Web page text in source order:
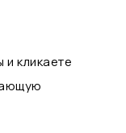
кликаете